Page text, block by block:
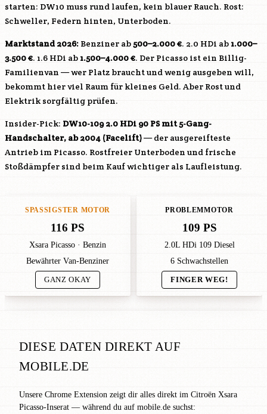
starten: DW10 muss rund laufen, kein blauer Rauch. Rost:
Schweller, Federn hinten, Unterboden.
Marktstand 2026: Benziner ab500–2.000 €. 2.0 HDi ab 1.000–
3.500 €. 1.6 HDi ab 1.500–4.000 €. Der Picasso ist ein Billig-
Familienvan — wer Platz braucht und wenig ausgeben will,
bekommt hier viel Raum für kleines Geld. Aber Rost und
Elektrik sorgfältig prüfen.
Insider-Pick: DW10-1092.0 HDi 90 PS mit 5-Gang-
Handschalter, ab 2004 (Facelift)— der ausgereifteste
Antrieb im Picasso. Rostfreier Unterboden und frische
Stoßdämpfer sind beim Kauf wichtiger als Laufleistung.
SPASSIGSTER MOTOR
116 PS
Xsara Picasso · Benzin
Bewährter Van-Benziner
GANZ OKAY
PROBLEMMOTOR
109 PS
2.0L HDi 109 Diesel
6 Schwachstellen
FINGER WEG!
DIESE DATEN DIREKT AUF
MOBILE.DE
Unsere Chrome Extension zeigt dir alles direkt im Citroën Xsara
Picasso-Inserat — während du auf mobile.de suchst: